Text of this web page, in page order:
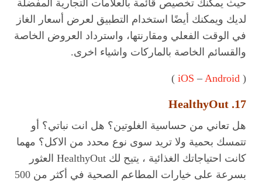
حيث يمكنك تخصيص قائمة بالعلامات التجارية المفضلة
لديك ويمكنك أيضًا استخدام التطبيق لعرض أسعار الغاز
في الوقت الفعلي ومقارنتها، واسترداد العروض الخاصة
والقسائم الخاصة بالماركات واشياء اخرى.
(
iOS – Android
)
17. HealthyOut
هل تعاني من حساسية الغلوتين؟ هل انت نباتي؟ أو
تتمسك بحمية ولا تريد سوى نوع محدد من الاكل؟ مهما
كانت احتياجاتك الغذائية ، يتيح لك HealthyOut العثور
بسرعة على خيارات المطاعم الصحية في أكثر من 500